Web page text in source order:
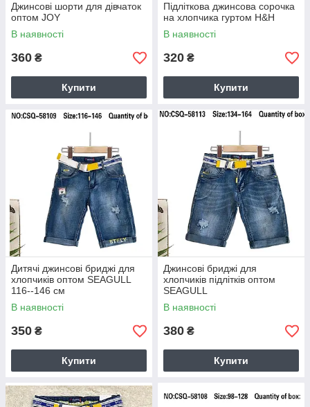
Джинсові шорти для дівчаток
оптом JOY
В наявності
360 ₴
Купити
Підліткова джинсова сорочка
на хлопчика гуртом Н&Н
В наявності
320 ₴
Купити
Дитячі джинсові бриджі для
хлопчиків оптом SEAGULL
116--146 см
В наявності
350 ₴
Купити
Джинсові бриджі для
хлопчиків підлітків оптом
SEAGULL
В наявності
380 ₴
Купити